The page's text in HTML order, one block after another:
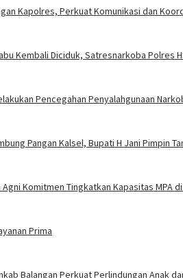
Kapolres, Perkuat Komunikasi dan
Kembali Diciduk, Satresnarkoba Polres
Pencegahan Penyalahgunaan
Pangan Kalsel, Bupati H Jani Pimpin
Agni Komitmen Tingkatkan Kapasitas MPA
Prima
Balangan Perkuat Perlindungan Anak